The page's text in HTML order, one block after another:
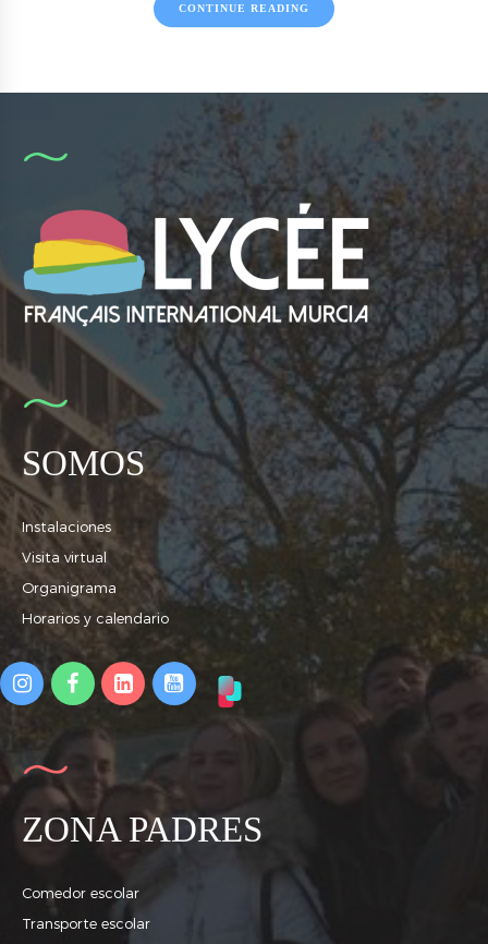
CONTINUE READING
SOMOS
Instalaciones
Visita virtual
Organigrama
Horarios y calendario
ZONA PADRES
Comedor escolar
Transporte escolar